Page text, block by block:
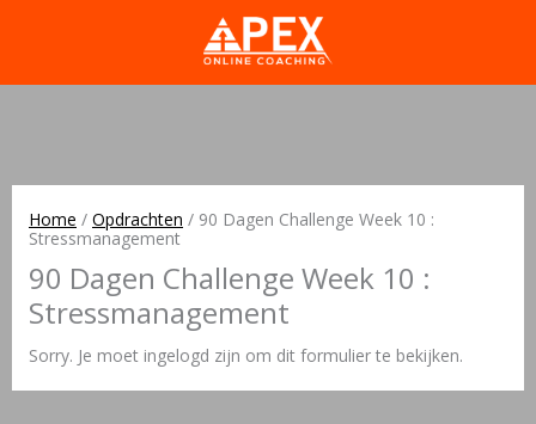
Home / Opdrachten / 90 Dagen Challenge Week 10 :
Stressmanagement
90 Dagen Challenge Week 10 :
Stressmanagement
Sorry. Je moet ingelogd zijn om dit formulier te bekijken.